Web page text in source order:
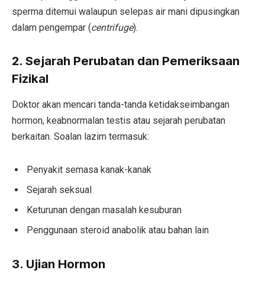
sperma ditemui walaupun selepas air mani dipusingkan
dalam pengempar (centrifuge).
2. Sejarah Perubatan dan Pemeriksaan
Fizikal
Doktor akan mencari tanda-tanda ketidakseimbangan
hormon, keabnormalan testis atau sejarah perubatan
berkaitan. Soalan lazim termasuk:
Penyakit semasa kanak-kanak
Sejarah seksual
Keturunan dengan masalah kesuburan
Penggunaan steroid anabolik atau bahan lain
3. Ujian Hormon